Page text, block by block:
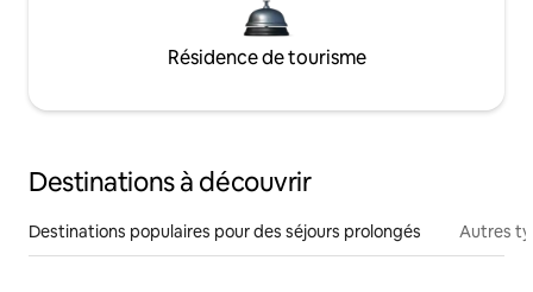
Résidence de tourisme
Destinations à découvrir
Destinations populaires pour des séjours prolongés Autres